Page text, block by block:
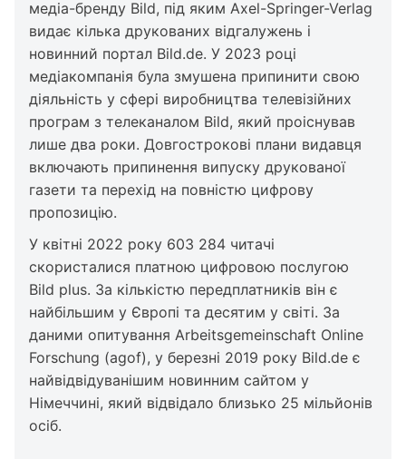
медіа-бренду Bild, під яким Axel-Springer-Verlag
видає кілька друкованих відгалужень і
новинний портал Bild.de. У 2023 році
медіакомпанія була змушена припинити свою
діяльність у сфері виробництва телевізійних
програм з телеканалом Bild, який проіснував
лише два роки. Довгострокові плани видавця
включають припинення випуску друкованої
газети та перехід на повністю цифрову
пропозицію.
У квітні 2022 року 603 284 читачі
скористалися платною цифровою послугою
Bild plus. За кількістю передплатників він є
найбільшим у Європі та десятим у світі. За
даними опитування Arbeitsgemeinschaft Online
Forschung (agof), у березні 2019 року Bild.de є
найвідвідуванішим новинним сайтом у
Німеччині, який відвідало близько 25 мільйонів
осіб.